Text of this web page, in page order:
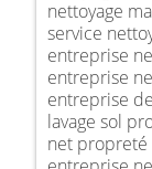
nettoyage
service
entreprise
entreprise
entreprise
lavage sol
net propreté